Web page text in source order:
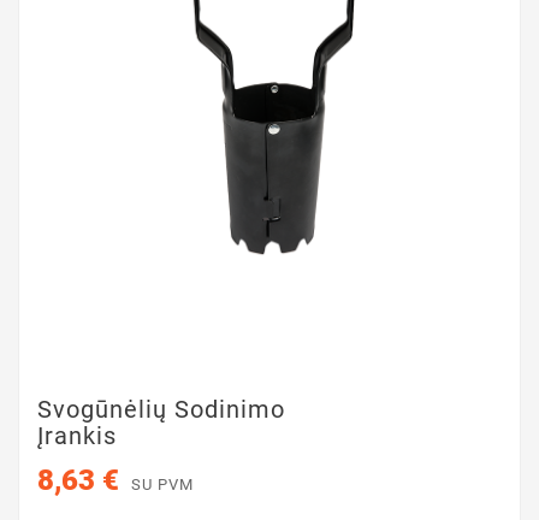
Svogūnėlių Sodinimo
Įrankis
8,63 € SU PVM